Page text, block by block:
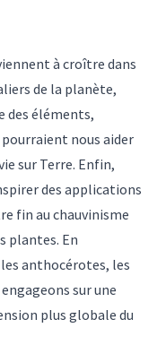
à croître dans
de la planète,
des éléments,
nous aider
sur Terre. Enfin,
des applications
fin au chauvinisme
plantes. En
anthocérotes, les
sur une
plus globale du